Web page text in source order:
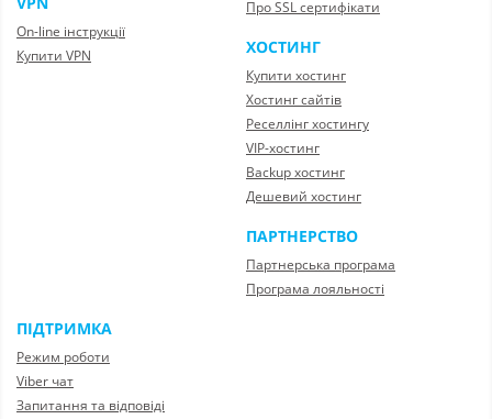
On-line інструкції
Купити VPN
Про SSL сертифікати
ХОСТИНГ
Купити хостинг
Хостинг сайтів
Реселлінг хостингу
VIP-хостинг
Backup хостинг
Дешевий хостинг
ПАРТНЕРСТВО
Партнерська програма
Програма лояльності
ПІДТРИМКА
Режим роботи
Viber чат
Запитання та відповіді